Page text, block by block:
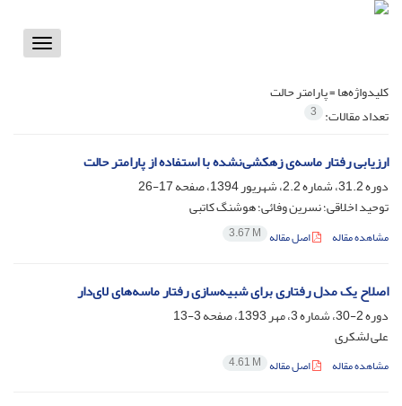
Toggle
کلیدواژه‌ها =پارامتر حالت
تعداد مقالات: 3
ارزیابی رفتار ماسه‌ی زهکشی‌نشده با استفاده از پارامتر حالت
دوره 31.2، شماره 2.2، شهریور 1394، صفحه
17-26
توحید اخلاقی؛ نسرین وفائی؛ هوشنگ کاتبی
مشاهده مقاله اصل مقاله 3.67 M
اصلاح یک مدل رفتاری برای شبیه‌سازی رفتار ماسه‌های لای‌دار
دوره 2-30، شماره 3، مهر 1393، صفحه
3-13
علی لشکری
مشاهده مقاله اصل مقاله 4.61 M